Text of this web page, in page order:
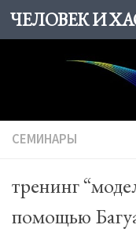
Skip to content
ЧЕЛОВЕК И
СЕМИНАРЫ
тренинг
помощью